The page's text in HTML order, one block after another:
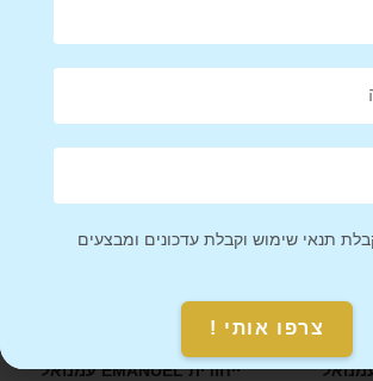
ייחודית EMANUEL עמנואל
תנאי שימוש וקבלת עדכונים ומבצעים
צרפו אותי !